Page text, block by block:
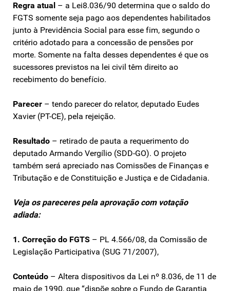
Regra atual – a Lei8.036/90 determina que o saldo do
FGTS somente seja pago aos dependentes habilitados
junto à Previdência Social para esse fim, segundo o
critério adotado para a concessão de pensões por
morte. Somente na falta desses dependentes é que os
sucessores previstos na lei civil têm direito ao
recebimento do benefício.
Parecer – tendo parecer do relator, deputado Eudes
Xavier (PT-CE), pela rejeição.
Resultado – retirado de pauta a requerimento do
deputado Armando Vergílio (SDD-GO). O projeto
também será apreciado nas Comissões de Finanças e
Tributação e de Constituição e Justiça e de Cidadania.
Veja os pareceres pela aprovação com votação
adiada:
1. Correção do FGTS – PL 4.566/08, da Comissão de
Legislação Participativa (SUG 71/2007),
Conteúdo – Altera dispositivos da Lei nº 8.036, de 11 de
maio de 1990, que “dispõe sobre o Fundo de Garantia